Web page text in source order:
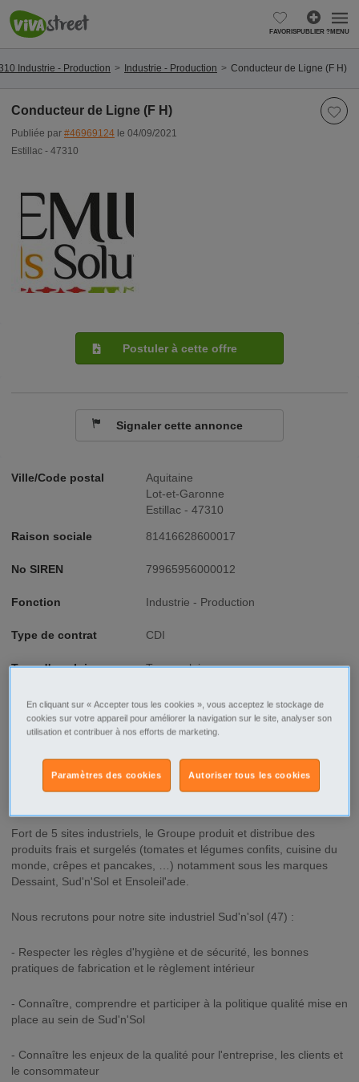
FAVORISPUBLIER ?MENU
Industrie - Production Industrie - Production Conducteur de Ligne (F H)
Conducteur de Ligne (F H)
Publiée par #46969124 le 04/09/2021
Estillac - 47310
Ville/Code postal
Aquitaine
Lot-et-Garonne
Estillac - 47310
Raison sociale 81416628600017
No SIREN 79965956000012
Fonction Industrie - Production
Type de contrat CDI
Type d'emploi Temps plein
Description
M€ de CA),filiales de NORAC, aborde un virage important qui
nécessite d'optimiser sa présence et son développement
Fort de 5 sites industriels, le Groupe produit et distribue des
produits frais et surgelés (tomates et légumes confits, cuisine du
monde, crêpes et pancakes, …) notamment sous les marques
Dessaint, Sud'n'Sol et Ensoleil'ade.
Nous recrutons pour notre site industriel Sud'n'sol (47) :
- Respecter les règles d'hygiène et de sécurité, les bonnes
pratiques de fabrication et le règlement intérieur
- Connaître, comprendre et participer à la politique qualité mise en
place au sein de Sud'n'Sol
- Connaître les enjeux de la qualité pour l'entreprise, les clients et
le consommateur
Postuler à cette offre
Signaler cette annonce
En cliquant sur « Accepter tous les cookies », vous acceptez le stockage de
cookies sur votre appareil pour améliorer la navigation sur le site, analyser son
utilisation et contribuer à nos efforts de marketing.
Autoriser tous les cookies
Paramètres des cookies